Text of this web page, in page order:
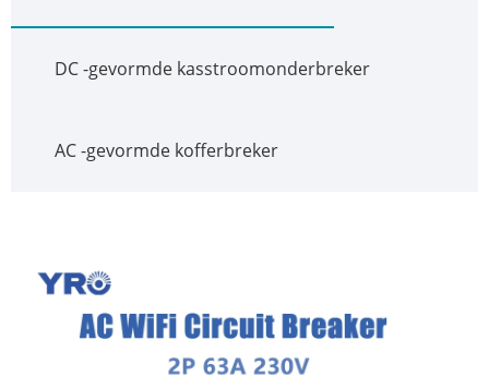
DC -gevormde kasstroomonderbreker
AC -gevormde kofferbreker